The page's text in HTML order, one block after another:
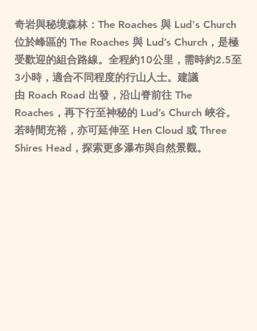
奇岩與秘境森林：The Roaches 與 Lud's Church
位於峰區的 The Roaches 與 Lud’s Church，是極
受歡迎的組合路線。全程約10公里，需時約2.5至
3小時，適合不同程度的行山人士。建議
由 Roach Road 出發，沿山脊前往 The
Roaches，再下行至神秘的 Lud’s Church 峽谷。
若時間充裕，亦可延伸至 Hen Cloud 或 Three
Shires Head，探索更多瀑布與自然景觀。